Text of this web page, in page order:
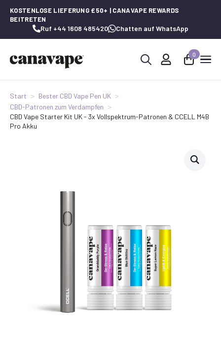
KOSTENLOSE LIEFERUNG £50+ | CANAVAPE REWARDS
BEITRETEN
Ruf +44 1608 485420 Chatten auf WhatsApp
0
Start
Bester CBD Vape Pen UK
CBD-Patronen zum Verdampfen
CBD Vape Starter Kit UK - 3x Vollspektrum-Patronen & CCELL M4B
Pro Akku